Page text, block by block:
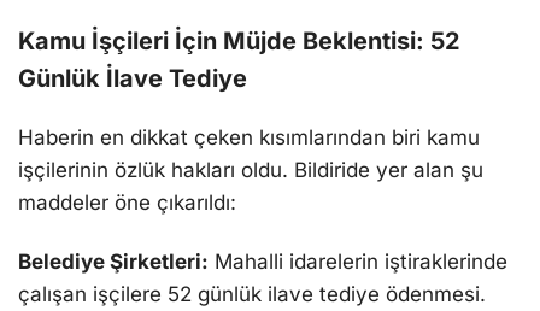
Kamu İşçileri İçin Müjde Beklentisi: 52
Günlük İlave Tediye
Haberin en dikkat çeken kısımlarından biri kamu
işçilerinin özlük hakları oldu. Bildiride yer alan şu
maddeler öne çıkarıldı:
Belediye Şirketleri: Mahalli idarelerin iştiraklerinde
çalışan işçilere 52 günlük ilave tediye ödenmesi.